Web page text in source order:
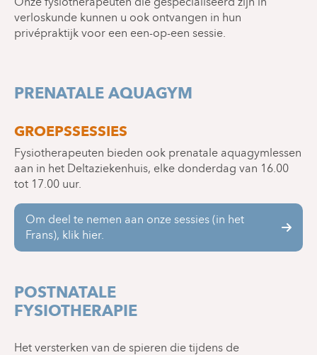
verloskunde kunnen u ook ontvangen in hun
privépraktijk voor een een-op-een sessie.
PRENATALE AQUAGYM
GROEPSSESSIES
Fysiotherapeuten bieden ook prenatale aquagymlessen
aan in het Deltaziekenhuis, elke donderdag van 16.00
tot 17.00 uur.
Om deel te nemen aan onze sessies (in het
Frans), klik hier.
POSTNATALE
FYSIOTHERAPIE
Het versterken van de spieren die tijdens de